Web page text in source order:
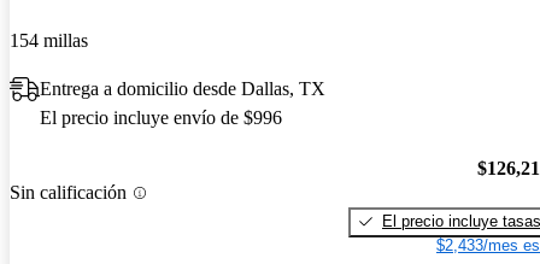
154 millas
Entrega a domicilio desde Dallas, TX
El precio incluye envío de $996
Sin calificación
El precio incluye tasas
$2,433/mes